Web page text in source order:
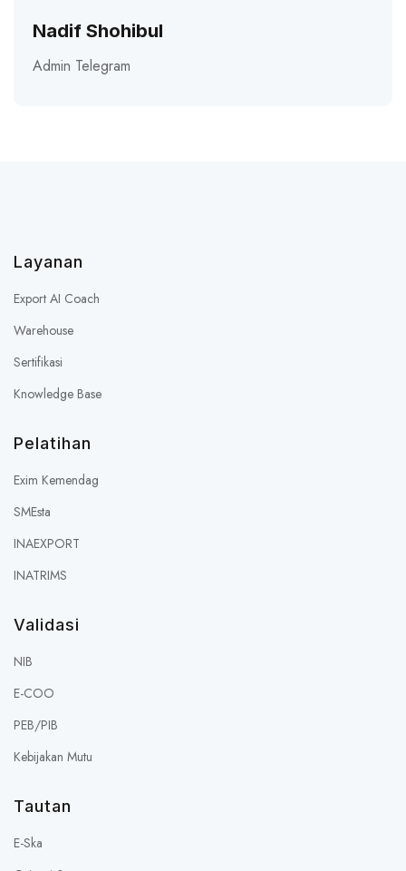
Nadif Shohibul
Admin Telegram
Layanan
Export AI Coach
Warehouse
Sertifikasi
Knowledge Base
Pelatihan
Exim Kemendag
SMEsta
INAEXPORT
INATRIMS
Validasi
NIB
E-COO
PEB/PIB
Kebijakan Mutu
Tautan
E-Ska